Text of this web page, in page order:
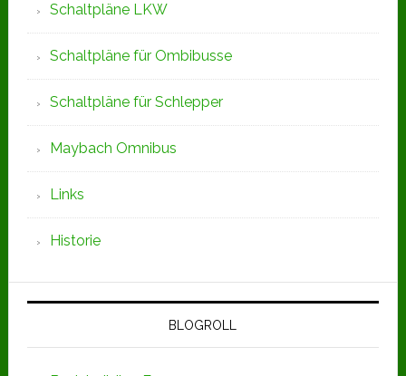
Schaltpläne LKW
Schaltpläne für Ombibusse
Schaltpläne für Schlepper
Maybach Omnibus
Links
Historie
BLOGROLL